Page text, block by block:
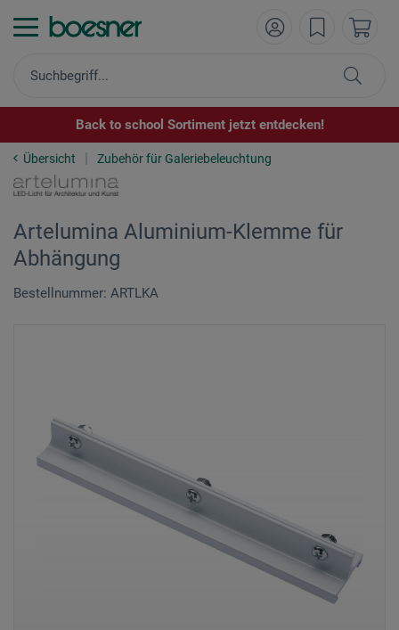
Back to school Sortiment jetzt entdecken!
Übersicht Zubehör für Galeriebeleuchtung
Artelumina Aluminium-Klemme für
Abhängung
Bestellnummer: ARTLKA